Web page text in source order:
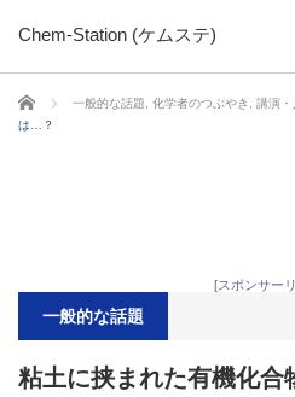
Chem-Station (ケムステ)
ホーム 一般的な話題 化学者のつぶやき 講演・
は…？
[スポンサー
一般的な話題
粘土に挟まれた有機化合